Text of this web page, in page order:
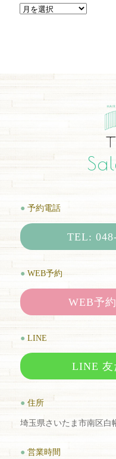
● 予約電話
TEL:
● WEB予約
WEB予
● LINE
LINE 友
● 住所
埼玉県さいたま市南区白
● 営業時間